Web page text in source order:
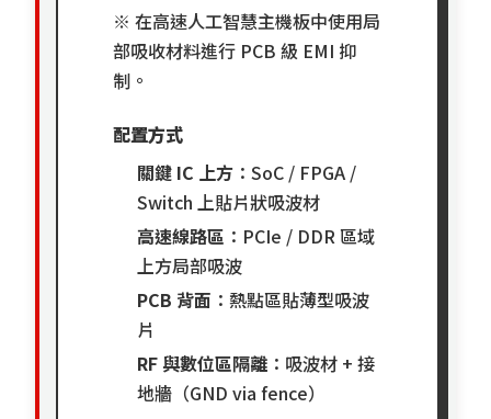
※ 在高速人工智慧主機板中使用局
部吸收材料進行 PCB 級 EMI 抑
制。
配置方式
關鍵 IC 上方 ：SoC / FPGA /
Switch 上貼片狀吸波材
高速線路區 ：PCIe / DDR 區域
上方局部吸波
PCB 背面 ：熱點區貼薄型吸波
片
RF 與數位區隔離 ：吸波材 + 接
地牆（GND via fence）